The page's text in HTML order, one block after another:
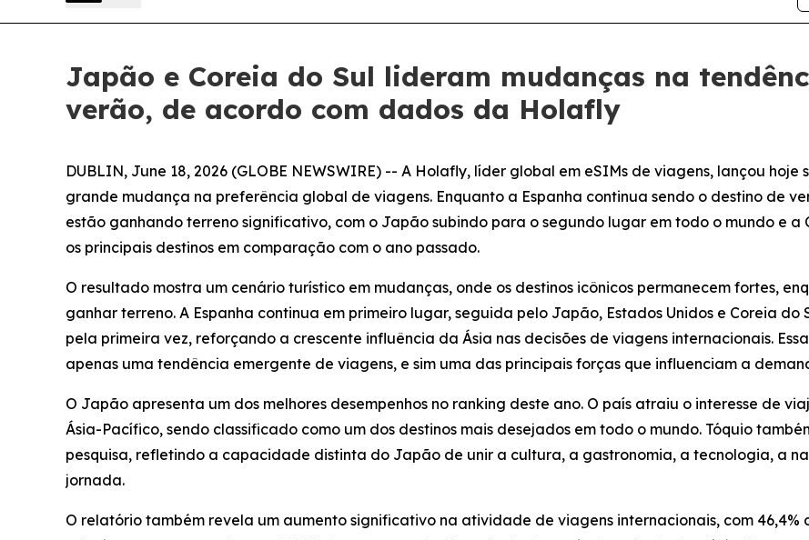
Japão e Coreia do Sul lideram mudanças na
verão, de acordo com dados da Holafly
DUBLIN, June 18, 2026 (GLOBE NEWSWIRE) -- A Holafly, líder global em eSIMs de viagens, lançou
grande mudança na preferência global de viagens. Enquanto a Espanha continua sendo o destino de
estão ganhando terreno significativo, com o Japão subindo para o segundo lugar em todo o mundo e
os principais destinos em comparação com o ano passado.
O resultado mostra um cenário turístico em mudanças, onde os destinos icônicos permanecem fortes,
ganhar terreno. A Espanha continua em primeiro lugar, seguida pelo Japão, Estados Unidos e Coreia
pela primeira vez, reforçando a crescente influência da Ásia nas decisões de viagens internacionais.
apenas uma tendência emergente de viagens, e sim uma das principais forças que influenciam a
O Japão apresenta um dos melhores desempenhos no ranking deste ano. O país atraiu o interesse de
Ásia-Pacífico, sendo classificado como um dos destinos mais desejados em todo o mundo. Tóquio
pesquisa, refletindo a capacidade distinta do Japão de unir a cultura, a gastronomia, a tecnologia, a
jornada.
O relatório também revela um aumento significativo na atividade de viagens internacionais, com